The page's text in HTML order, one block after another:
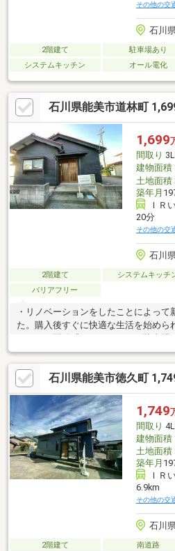
その他の交
石川
2階建て 駐車場あり
システムキッチン
オール電化
石川県能美市道林町
1,699
間取り
建物面積
土地面積
築年月
ＩＲ
20分
その他の交
石川
2階建て システムキッチ
バリアフリー
・リノベーションをしたことによって
た。購入後すぐに快適な生活を始めら
ているため、来客時にも安心です。・
を設置しており、防犯面も考慮されて
適さをぜひ一度体感してみませんか?
石川県能美市徳久町
1,749
間取り
建物面積
土地面積
築年月
ＩＲ
6.9km
その他の交
石川
2階建て 南道路